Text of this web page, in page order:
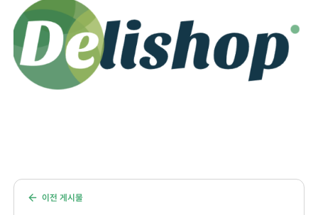
이전 게시물